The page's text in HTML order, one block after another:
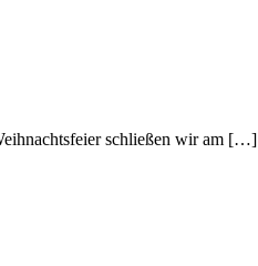
schließen wir am […]